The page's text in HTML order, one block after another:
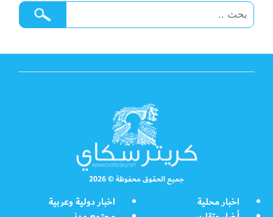
جميع الحقوق محفوظة © 2026
اخبار محلية
اخبار دولية وعربية